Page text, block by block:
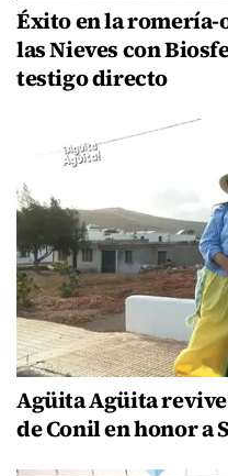
Éxito en la romería-
las Nieves con
testigo directo
Agüita Agüita
de Conil en honor a